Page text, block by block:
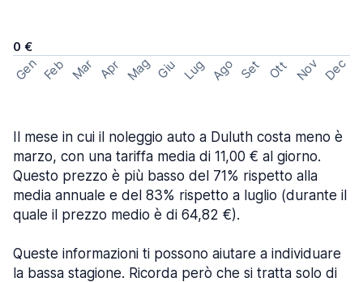
0 €
Gen Feb Mar Apr Mag Giu Lug Ago Set Ott Nov Dec
Il mese in cui il noleggio auto a Duluth costa meno è
marzo, con una tariffa media di 11,00 € al giorno.
Questo prezzo è più basso del 71% rispetto alla
media annuale e del 83% rispetto a luglio (durante il
quale il prezzo medio è di 64,82 €).
Queste informazioni ti possono aiutare a individuare
la bassa stagione. Ricorda però che si tratta solo di